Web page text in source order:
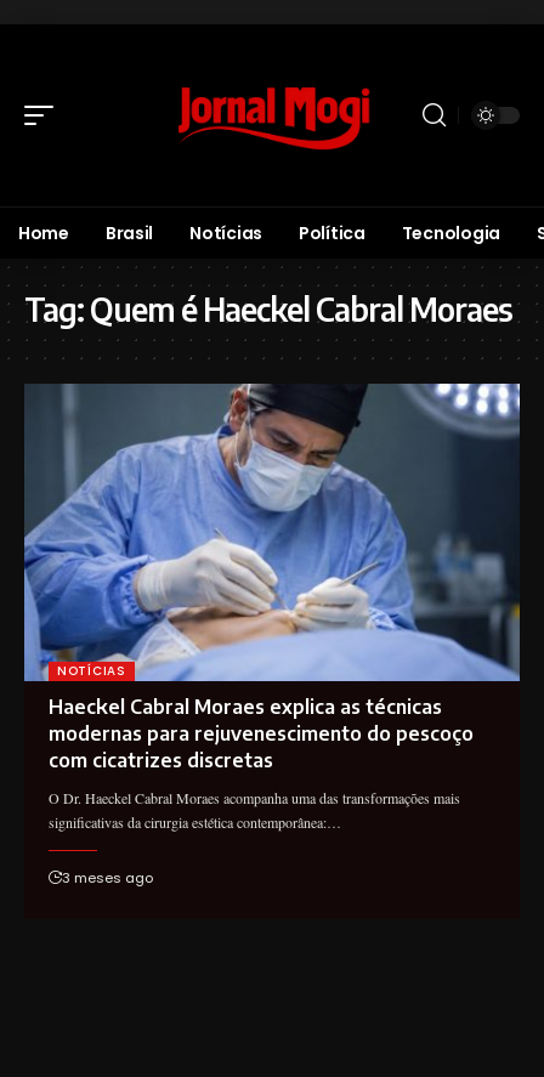
Home Brasil Notícias Política Tecnologia
Tag:Quem é Haeckel Cabral Moraes
NOTÍCIAS
Haeckel Cabral Moraes explica as técnicas
modernas para rejuvenescimento do pescoço
com cicatrizes discretas
O Dr. Haeckel Cabral Moraes acompanha uma das transformações mais
significativas da cirurgia estética contemporânea:…
3 meses ago